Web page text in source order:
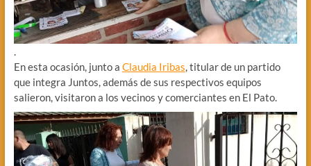
.
En esta ocasión, junto a Claudia Iribas, titular de un partido
que integra Juntos, además de sus respectivos equipos
salieron, visitaron a los vecinos y comerciantes en El Pato.